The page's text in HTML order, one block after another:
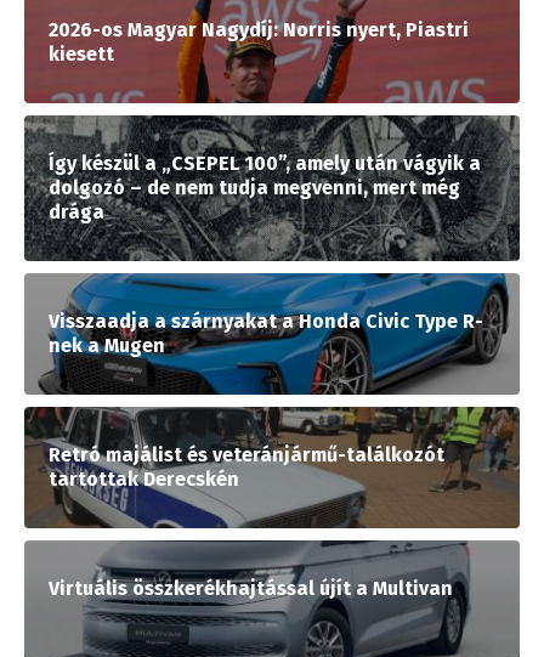
2026-os Magyar Nagydíj: Norris nyert, Piastri
kiesett
Így készül a „CSEPEL 100”, amely után vágyik a
dolgozó – de nem tudja megvenni, mert még
drága
Visszaadja a szárnyakat a Honda Civic Type R-
nek a Mugen
Retró majálist és veteránjármű-találkozót
tartottak Derecskén
Virtuális összkerékhajtással újít a Multivan